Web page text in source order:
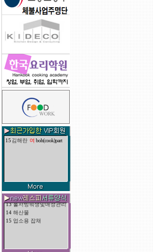
1 정현두 남boh(cook)part
2 임영균 남boh(cook)part
3 명찬일 남boh(cook)part
4 유용훈 남boh(cook)part
5 김정열
6
강성묵 남foh(hall)part
10조계성 남foh(hall)part
배추겉절이
제목제목제목제목제목
5 된장찌개
6 해물 난장
7 전복 해삼 초무침
매운탕다데기
13 홀서빙워생및매정관리
14 해산물
15 업소용 잡채